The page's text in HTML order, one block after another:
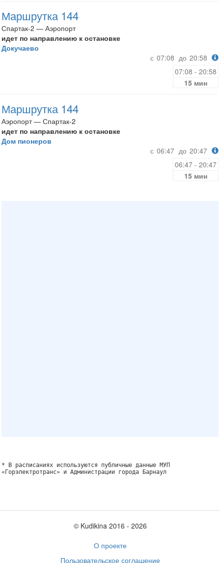
Маршрутка 144
Спартак-2 — Аэропорт
идет по направлению к остановке
Докучаево
с 07:08 до 20:58
07:08 - 20:58
15 мин
Маршрутка 144
Аэропорт — Спартак-2
идет по направлению к остановке
Дом пионеров
с 06:47 до 20:47
06:47 - 20:47
15 мин
* В расписаниях используются публичные данные МУП
«Горэлектротранс» и Администрации города Барнаул
© Kudikina 2016 ‐ 2026
О проекте
Пользовательское соглашение